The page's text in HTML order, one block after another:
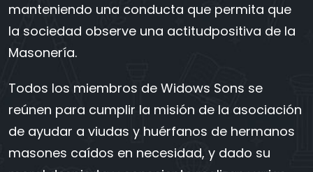
manteniendo una conducta que permita que
la sociedad observe una actitudpositiva de la
Masonería.
Todos los miembros de Widows Sons se
reúnen para cumplir la misión de la asociación
de ayudar a viudas y huérfanos de hermanos
masones caídos en necesidad, y dado su